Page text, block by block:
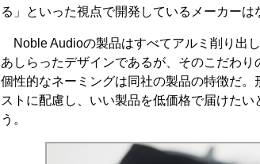
る」といった視点で開発しているメーカーは
Noble Audioの製品はすべてアルミ削り出
あしらったデザインであるが、そのこだわ
個性的なネーミングは同社の製品の特徴だ
ストに配慮し、いい製品を低価格で届けた
う。